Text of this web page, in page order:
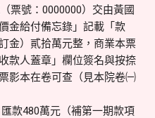
票號：0000000）交由黃國
金給付備忘錄」記載「款
金）貳拾萬元整，商業本票
款人蓋章」欄位簽名與按捺
影本在卷可查（見本院卷㈠
款480萬元（補第一期款項